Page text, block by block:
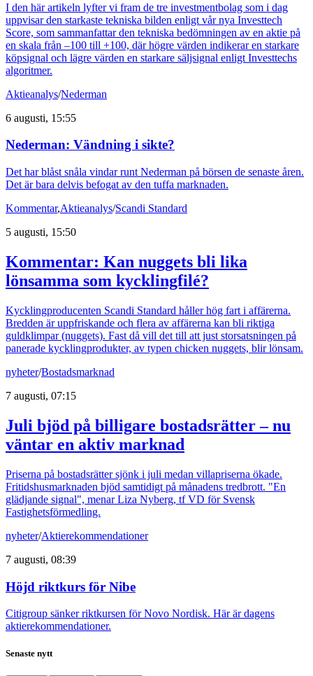
I den här artikeln lyfter vi fram de tre investmentbolag som i dag
uppvisar den starkaste tekniska bilden enligt vår nya Investtech
Score, som sammanfattar den tekniska bedömningen av en aktie på
en skala från –100 till +100, där högre värden indikerar en starkare
köpsignal och lägre värden en starkare säljsignal enligt Investtechs
algoritmer.
Aktieanalys/Nederman
6 augusti, 15:55
Nederman: Vändning i sikte?
Det har blåst snåla vindar runt Nederman på börsen de senaste åren.
Det är bara delvis befogat av den tuffa marknaden.
Kommentar,Aktieanalys/Scandi Standard
5 augusti, 15:50
Kommentar: Kan nuggets bli lika
lönsamma som kycklingfilé?
Kycklingproducenten Scandi Standard håller hög fart i affärerna.
Bredden är uppfriskande och flera av affärerna kan bli riktiga
guldklimpar (nuggets). Fast då vill det till att just storsatsningen på
panerade kycklingprodukter, av typen chicken nuggets, blir lönsam.
nyheter/Bostadsmarknad
7 augusti, 07:15
Juli bjöd på billigare bostadsrätter – nu
väntar en aktiv marknad
Priserna på bostadsrätter sjönk i juli medan villapriserna ökade.
Fritidshusmarknaden bjöd samtidigt på månadens tredbrott. "En
glädjande signal", menar Liza Nyberg, tf VD för Svensk
Fastighetsförmedling.
nyheter/Aktierekommendationer
7 augusti, 08:39
Höjd riktkurs för Nibe
Citigroup sänker riktkursen för Novo Nordisk. Här är dagens
aktierekommendationer.
Senaste nytt